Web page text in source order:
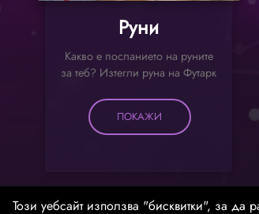
Този уебсайт използва "бисквитки", за да
Руни
Какво е посланието на руните
за теб? Изтегли руна на Футарк
ПОКАЖИ